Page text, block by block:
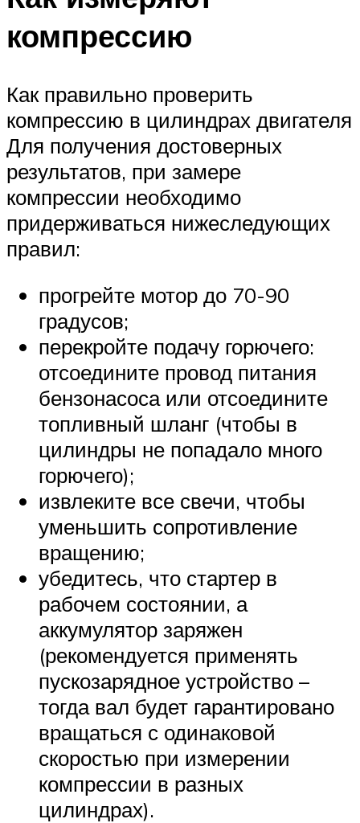
компрессию
Как правильно проверить
компрессию в цилиндрах двигателя
Для получения достоверных
результатов, при замере
компрессии необходимо
придерживаться нижеследующих
правил:
прогрейте мотор до 70-90
градусов;
перекройте подачу горючего:
отсоедините провод питания
бензонасоса или отсоедините
топливный шланг (чтобы в
цилиндры не попадало много
горючего);
извлеките все свечи, чтобы
уменьшить сопротивление
вращению;
убедитесь, что стартер в
рабочем состоянии, а
аккумулятор заряжен
(рекомендуется применять
пускозарядное устройство –
тогда вал будет гарантировано
вращаться с одинаковой
скоростью при измерении
компрессии в разных
цилиндрах).